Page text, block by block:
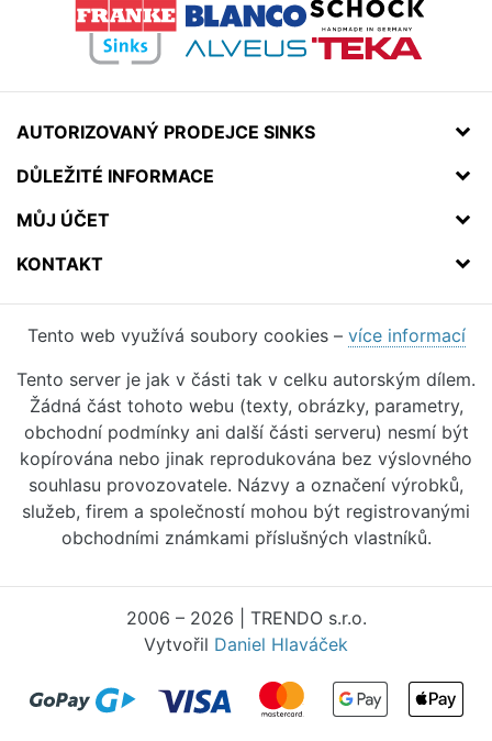
AUTORIZOVANÝ PRODEJCE SINKS
DŮLEŽITÉ INFORMACE
MŮJ ÚČET
KONTAKT
Tento web využívá soubory cookies – více informací
Tento server je jak v části tak v celku autorským dílem.
Žádná část tohoto webu (texty, obrázky, parametry,
obchodní podmínky ani další části serveru) nesmí být
kopírována nebo jinak reprodukována bez výslovného
souhlasu provozovatele. Názvy a označení výrobků,
služeb, firem a společností mohou být registrovanými
obchodními známkami příslušných vlastníků.
2006 – 2026 | TRENDO s.r.o.
Vytvořil Daniel Hlaváček